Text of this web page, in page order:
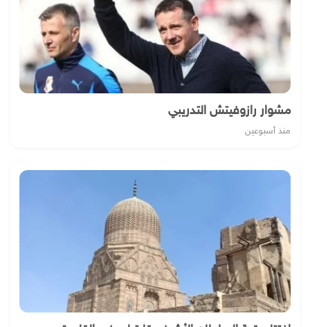
مشوار رازوفيتش التدريبي
منذ أسبوعين